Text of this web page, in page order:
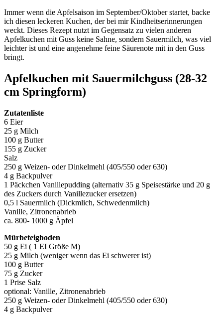
Immer wenn die Apfelsaison im September/Oktober startet, backe
ich diesen leckeren Kuchen, der bei mir Kindheitserinnerungen
weckt. Dieses Rezept nutzt im Gegensatz zu vielen anderen
Apfelkuchen mit Guss keine Sahne, sondern Sauermilch, was viel
leichter ist und eine angenehme feine Säurenote mit in den Guss
bringt.
Apfelkuchen mit Sauermilchguss (28-32
cm Springform)
Zutatenliste
6 Eier
25 g Milch
100 g Butter
155 g Zucker
Salz
250 g Weizen- oder Dinkelmehl (405/550 oder 630)
4 g Backpulver
1 Päckchen Vanillepudding (alternativ 35 g Speisestärke und 20 g
des Zuckers durch Vanillezucker ersetzen)
0,5 l Sauermilch (Dickmlich, Schwedenmilch)
Vanille, Zitronenabrieb
ca. 800- 1000 g Äpfel
Mürbeteigboden
50 g Ei ( 1 EI Größe M)
25 g Milch (weniger wenn das Ei schwerer ist)
100 g Butter
75 g Zucker
1 Prise Salz
optional: Vanille, Zitronenabrieb
250 g Weizen- oder Dinkelmehl (405/550 oder 630)
4 g Backpulver